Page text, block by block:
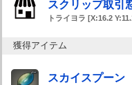
スクリップ取引
トライヨラ [X:16.2
獲得アイテム
スカイスプーン